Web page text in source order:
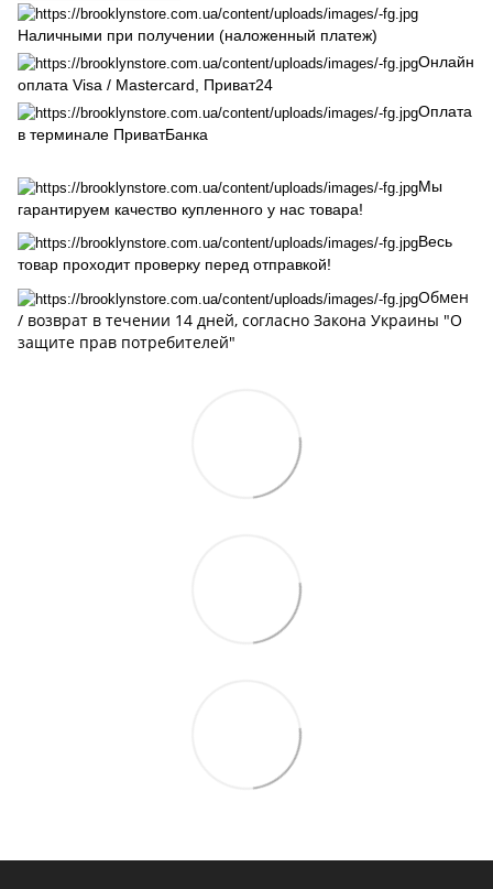
Наличными при получении (наложенный платеж)
Онлайн
оплата Visa / Mastercard, Приват24
Оплата
в терминале ПриватБанка
Мы
гарантируем качество купленного у нас товара!
Весь
товар проходит проверку перед отправкой!
Обмен
/ возврат в течении 14 дней, cогласно Закона Украины "О
защите прав потребителей"